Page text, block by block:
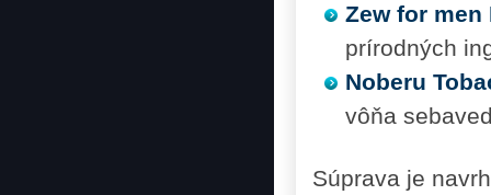
Zew for men
prírodných
Noberu
vôňa
Súprava je